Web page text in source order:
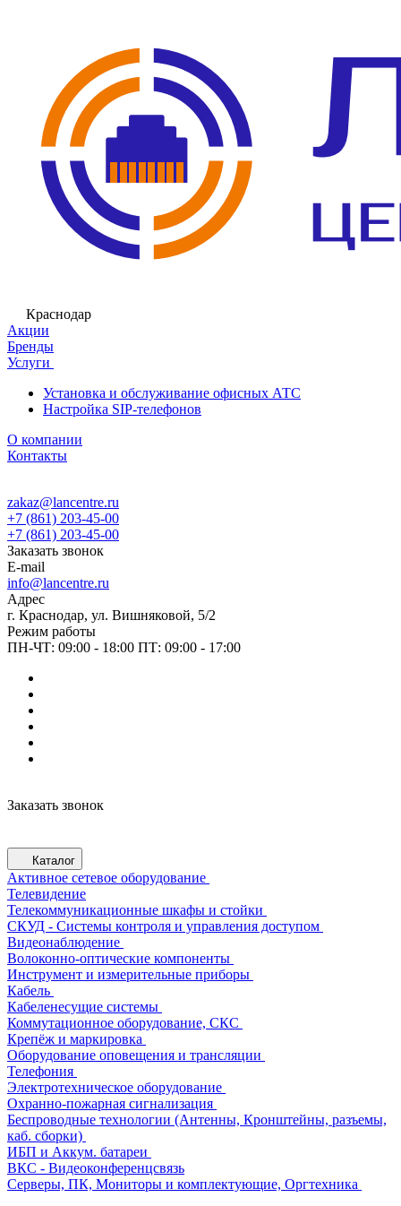
Краснодар
Акции
Бренды
Услуги
Установка и обслуживание офисных АТС
Настройка SIP-телефонов
О компании
Контакты
zakaz@lancentre.ru
+7 (861) 203-45-00
+7 (861) 203-45-00
Заказать звонок
E-mail
info@lancentre.ru
Адрес
г. Краснодар, ул. Вишняковой, 5/2
Режим работы
ПН-ЧТ: 09:00 - 18:00 ПТ: 09:00 - 17:00
Заказать звонок
Каталог
Активное сетевое оборудование
Телевидение
Телекоммуникационные шкафы и стойки
СКУД - Системы контроля и управления доступом
Видеонаблюдение
Волоконно-оптические компоненты
Инструмент и измерительные приборы
Кабель
Кабеленесущие системы
Коммутационное оборудование, СКС
Крепёж и маркировка
Оборудование оповещения и трансляции
Телефония
Электротехническое оборудование
Охранно-пожарная сигнализация
Беспроводные технологии (Антенны, Кронштейны, разъемы,
каб. сборки)
ИБП и Аккум. батареи
ВКС - Видеоконференцсвязь
Серверы, ПК, Мониторы и комплектующие, Оргтехника